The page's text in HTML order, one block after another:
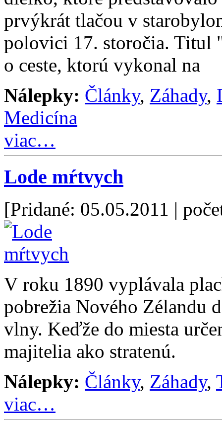
prvýkrát tlačou v
polovici 17. storočia. Titul
o ceste, ktorú vykonal na
Nálepky: Články, Záhady,
Medicína
viac…
Lode mŕtvych
[Pridané: 05.05.2011 |
V roku 1890 vyplávala
pobrežia Nového Zélandu
vlny. Keďže do miesta
majitelia ako stratenú.
Nálepky: Články, Záhady,
viac…